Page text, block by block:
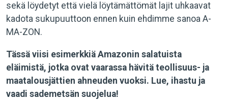
sekä löydetyt että vielä löytämättömät lajit uhkaavat
kadota sukupuuttoon ennen kuin ehdimme sanoa A-
MA-ZON.
Tässä viisi esimerkkiä Amazonin salatuista
eläimistä, jotka ovat vaarassa hävitä teollisuus- ja
maatalousjättien ahneuden vuoksi. Lue, ihastu ja
vaadi sademetsän suojelua!